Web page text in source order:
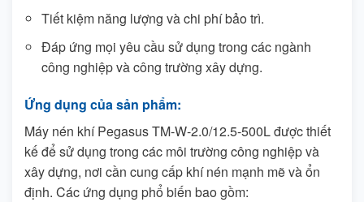
Tiết kiệm năng lượng và chi phí bảo trì.
Đáp ứng mọi yêu cầu sử dụng trong các ngành
công nghiệp và công trường xây dựng.
Ứng dụng của sản phẩm:
Máy nén khí Pegasus TM-W-2.0/12.5-500L được thiết
kế để sử dụng trong các môi trường công nghiệp và
xây dựng, nơi cần cung cấp khí nén mạnh mẽ và ổn
định. Các ứng dụng phổ biến bao gồm: